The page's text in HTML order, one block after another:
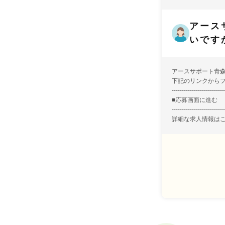
アース
いです
アースサポート青
下記のリンクから
■応募画面に進む
詳細な求人情報は